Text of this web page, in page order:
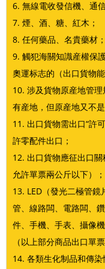
6. 無線電收發信機、通
7. 煙、酒、糖、紅木；
8. 任何藥品、名貴藥材；
9. 觸犯海關知識産權保
奧運标志的（出口貨物
10. 涉及貨物原産地管
有産地，但原産地又不
11. 出口貨物需出口“許
許零配件出口；
12. 出口貨物應征出口
允許單票兩公斤以下）；
13. LED（發光二極管
管、線路闆、電路闆、
件、手機、手表、攝像
（以上部分商品出口單
14. 各類生化制品和傳